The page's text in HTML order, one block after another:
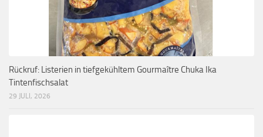
Rückruf: Listerien in tiefgekühltem Gourmaître Chuka Ika
Tintenfischsalat
29 JULI, 2026